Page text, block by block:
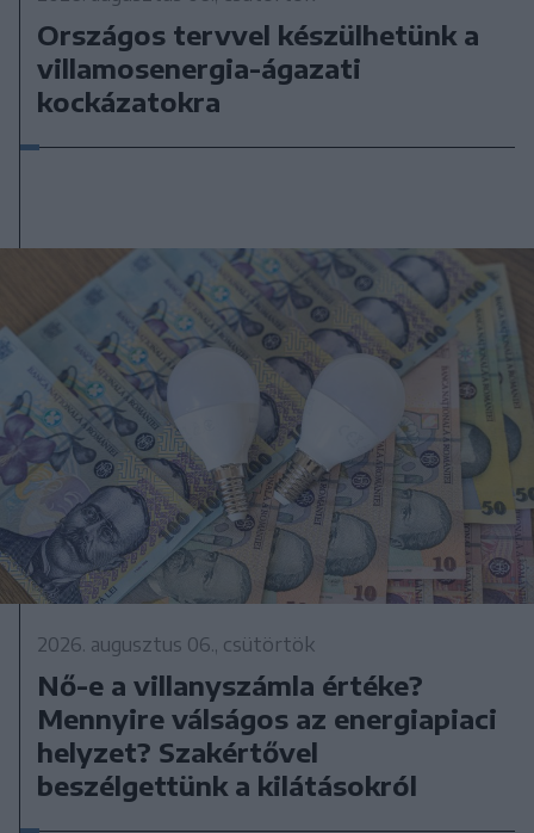
Országos tervvel készülhetünk a
villamosenergia-ágazati
kockázatokra
2026. augusztus 06., csütörtök
Nő-e a villanyszámla értéke?
Mennyire válságos az energiapiaci
helyzet? Szakértővel
beszélgettünk a kilátásokról